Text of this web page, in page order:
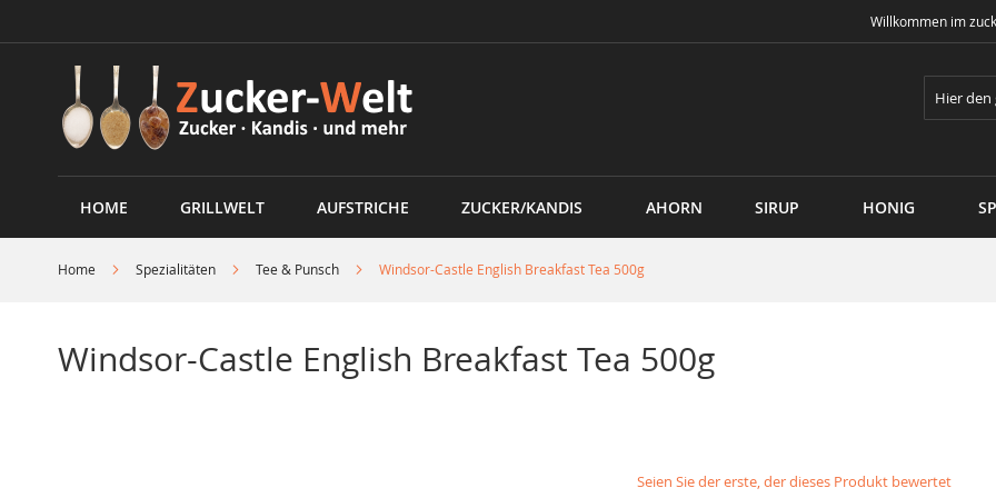
zum
Willkommen im
Suche
HOME GRILLWELT AUFSTRICHE ZUCKER/KANDIS AHORN SIRUP HONIG
Home Spezialitäten Tee & Punsch Windsor-Castle English Breakfast Tea 500g
Windsor-Castle English Breakfast Tea 500g
Seien Sie der erste, der dieses Produkt bewertet